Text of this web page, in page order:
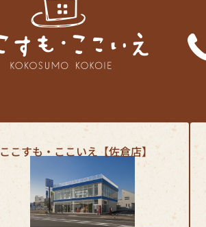
ここすも・ここいえ【佐倉店】